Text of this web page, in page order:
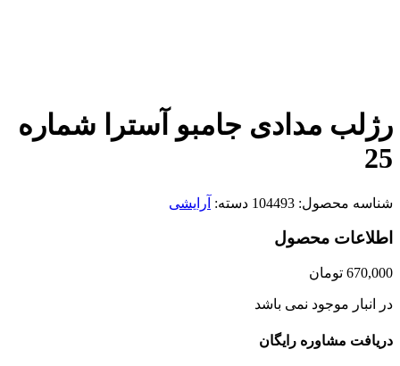
رژلب مدادی جامبو آسترا شماره
25
شناسه محصول: 104493 دسته: آرایشی
اطلاعات محصول
670,000 تومان
در انبار موجود نمی باشد
دریافت مشاوره رایگان